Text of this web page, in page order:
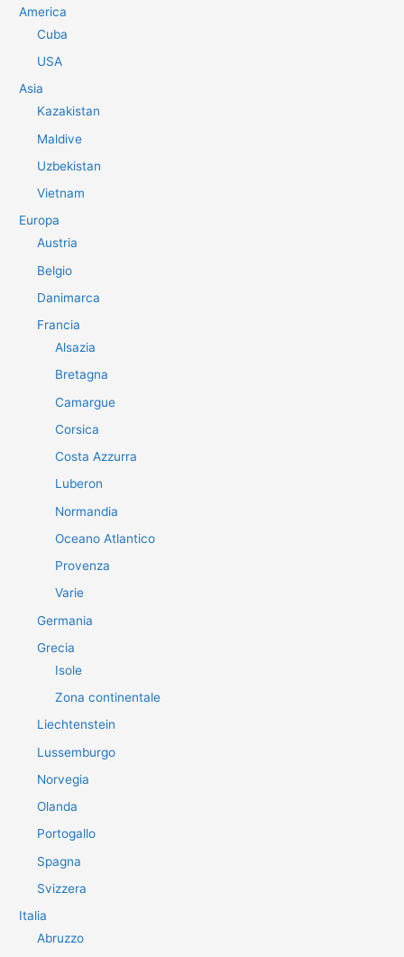
America
Cuba
USA
Asia
Kazakistan
Maldive
Uzbekistan
Vietnam
Europa
Austria
Belgio
Danimarca
Francia
Alsazia
Bretagna
Camargue
Corsica
Costa Azzurra
Luberon
Normandia
Oceano Atlantico
Provenza
Varie
Germania
Grecia
Isole
Zona continentale
Liechtenstein
Lussemburgo
Norvegia
Olanda
Portogallo
Spagna
Svizzera
Italia
Abruzzo